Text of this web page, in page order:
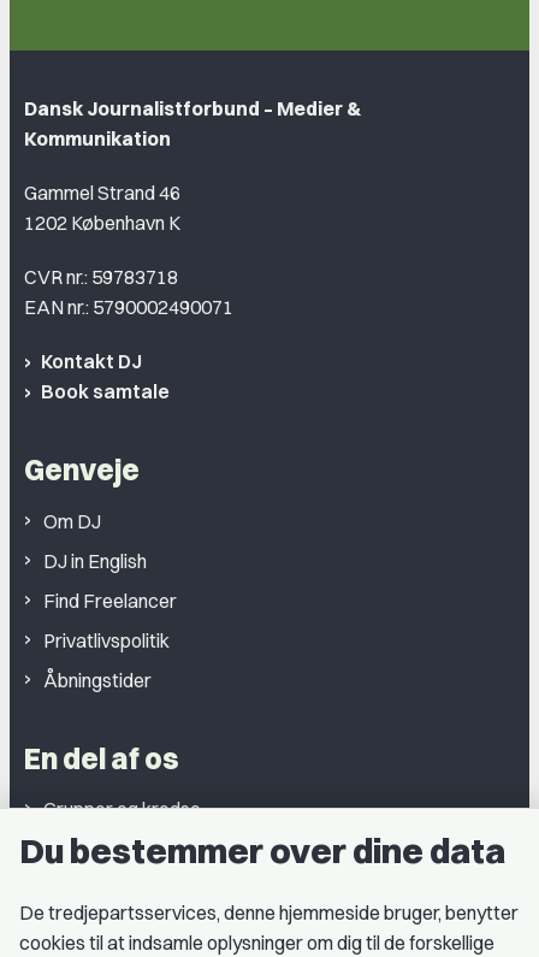
Dansk Journalistforbund – Medier &
Kommunikation
Gammel Strand 46
1202 København K
CVR nr.: 59783718
EAN nr.: 5790002490071
Kontakt DJ
Book samtale
Genveje
Om DJ
DJ in English
Find Freelancer
Privatlivspolitik
Åbningstider
En del af os
Grupper og kredse
Studentergrupper
Du bestemmer over dine data
De tredjepartsservices, denne hjemmeside bruger, benytter
cookies til at indsamle oplysninger om dig til de forskellige